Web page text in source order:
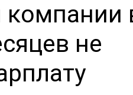
компании
не